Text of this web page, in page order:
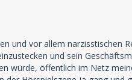
und vor allem narzisstischen
und sein
würde, öffentlich im Netz